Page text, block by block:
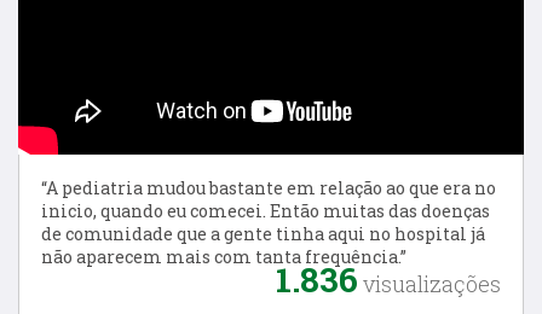
“A pediatria mudou bastante em relação ao que era no
inicio, quando eu comecei. Então muitas das doenças
de comunidade que a gente tinha aqui no hospital já
não aparecem mais com tanta frequência.”
1.836 visualizações